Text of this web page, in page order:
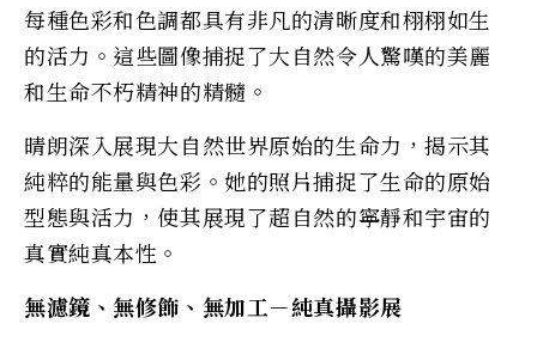
每種色彩和色調都具有非凡的清晰度和栩栩如生
的活力。這些圖像捕捉了大自然令人驚嘆的美麗
和生命不朽精神的精髓。
晴朗深入展現大自然世界原始的生命力，揭示其
純粹的能量與色彩。她的照片捕捉了生命的原始
型態與活力，使其展現了超自然的寧靜和宇宙的
真實純真本性。
無濾鏡、無修飾、無加工－純真攝影展